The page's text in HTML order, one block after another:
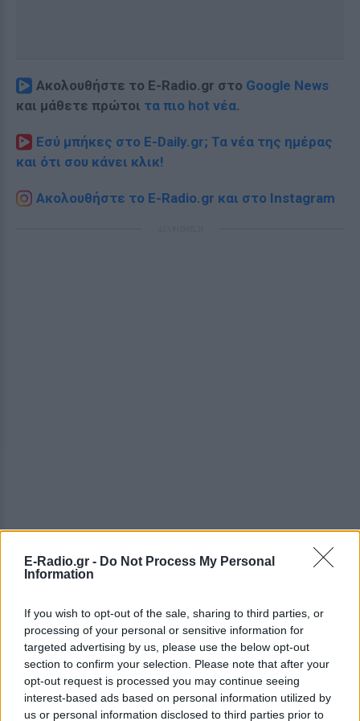
E-Radio.gr - Do Not Process My Personal
Information
If you wish to opt-out of the sale, sharing to third parties, or
processing of your personal or sensitive information for
targeted advertising by us, please use the below opt-out
section to confirm your selection. Please note that after your
opt-out request is processed you may continue seeing
interest-based ads based on personal information utilized by
us or personal information disclosed to third parties prior to
Ακολουθήστε το E-Radio.gr στο Google News
και μάθετε πρώτοι τα πιο hot νέα.
Εσύ μπήκες στο E-Daily.gr; Τα νέα της ημέρας
και ότι σου κάνει κλικ!
Ακολουθήστε το E-Radio.gr και στο Instagram
ΔΕΙΤΕ ΕΠΙΣΗΣ
ΣΤΗΝ ΙΔΙΑ ΚΑΤΗΓΟΡΙΑ
Η Γαρυφαλλιά Καληφώνη στην
Πάρο με μαύρο μπικίνι ‑ δείτε